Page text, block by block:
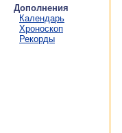
Дополнения
Календарь
Хроноскоп
Рекорды